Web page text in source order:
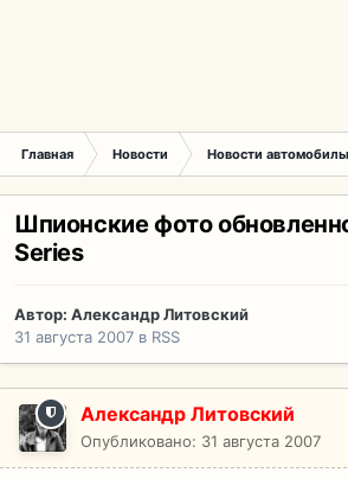
Главная Новости Новости
Шпионские фото
Series
Автор: Александр Литовский
31 августа 2007 в RSS
Александр Литовский
Опубликовано: 31 августа 2007